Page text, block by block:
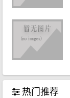
热门推荐